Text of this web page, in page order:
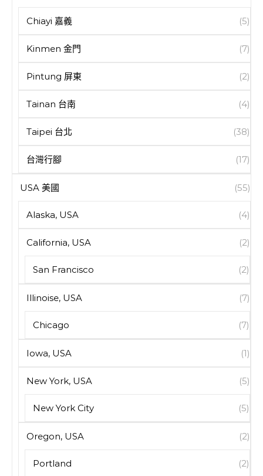
Chiayi 嘉義 (5)
Kinmen 金門 (7)
Pintung 屏東 (2)
Tainan 台南 (4)
Taipei 台北 (38)
台灣行腳 (17)
USA 美國 (55)
Alaska, USA (4)
California, USA (2)
San Francisco (2)
Illinoise, USA (7)
Chicago (7)
Iowa, USA (1)
New York, USA (5)
New York City (5)
Oregon, USA (2)
Portland (2)